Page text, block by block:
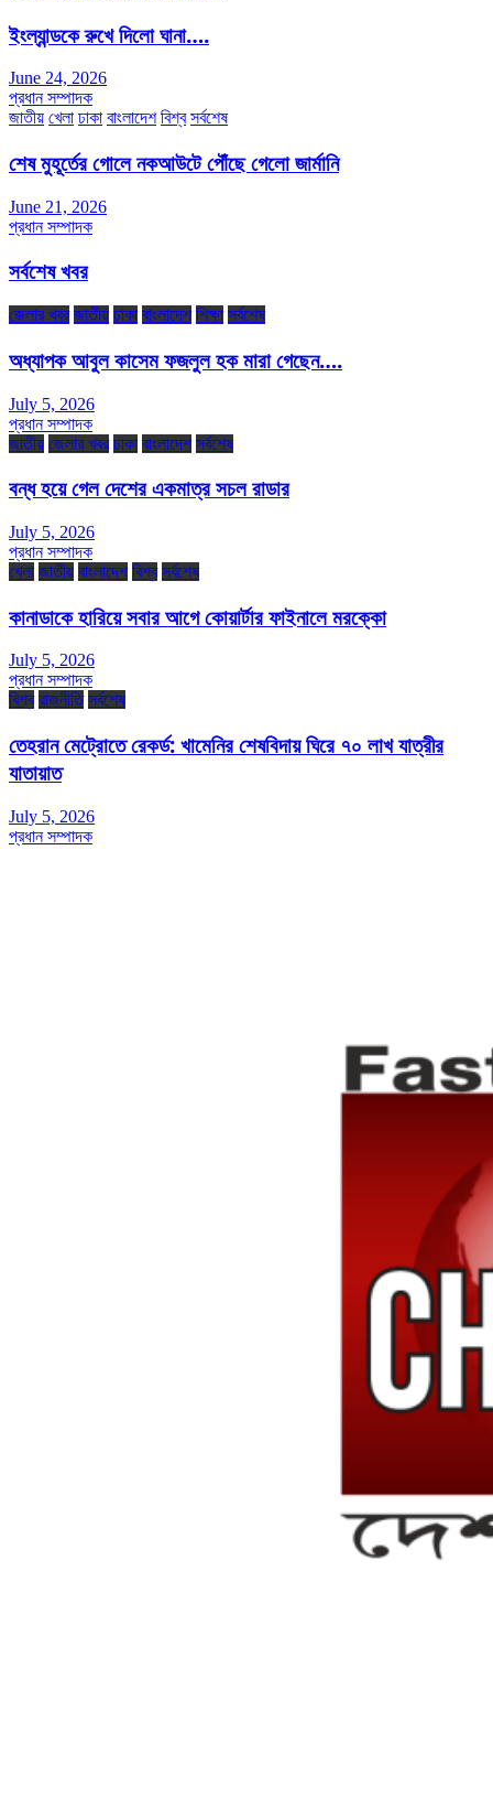
ইংল্যান্ডকে রুখে দিলো ঘানা….
June 24, 2026
প্রধান সম্পাদক
জাতীয় খেলা ঢাকা বাংলাদেশ বিশ্ব সর্বশেষ
শেষ মুহূর্তের গোলে নকআউটে পৌঁছে গেলো জার্মানি
June 21, 2026
প্রধান সম্পাদক
সর্বশেষ খবর
জেলার খবর জাতীয় ঢাকা বাংলাদেশ শিক্ষা সর্বশেষ
অধ্যাপক আবুল কাসেম ফজলুল হক মারা গেছেন….
July 5, 2026
প্রধান সম্পাদক
জাতীয় জেলার খবর ঢাকা বাংলাদেশ সর্বশেষ
বন্ধ হয়ে গেল দেশের একমাত্র সচল রাডার
July 5, 2026
প্রধান সম্পাদক
খেলা জাতীয় বাংলাদেশ বিশ্ব সর্বশেষ
কানাডাকে হারিয়ে সবার আগে কোয়ার্টার ফাইনালে মরক্কো
July 5, 2026
প্রধান সম্পাদক
বিশ্ব রাজনীতি সর্বশেষ
তেহরান মেট্রোতে রেকর্ড: খামেনির শেষবিদায় ঘিরে ৭০ লাখ যাত্রীর
যাতায়াত
July 5, 2026
প্রধান সম্পাদক